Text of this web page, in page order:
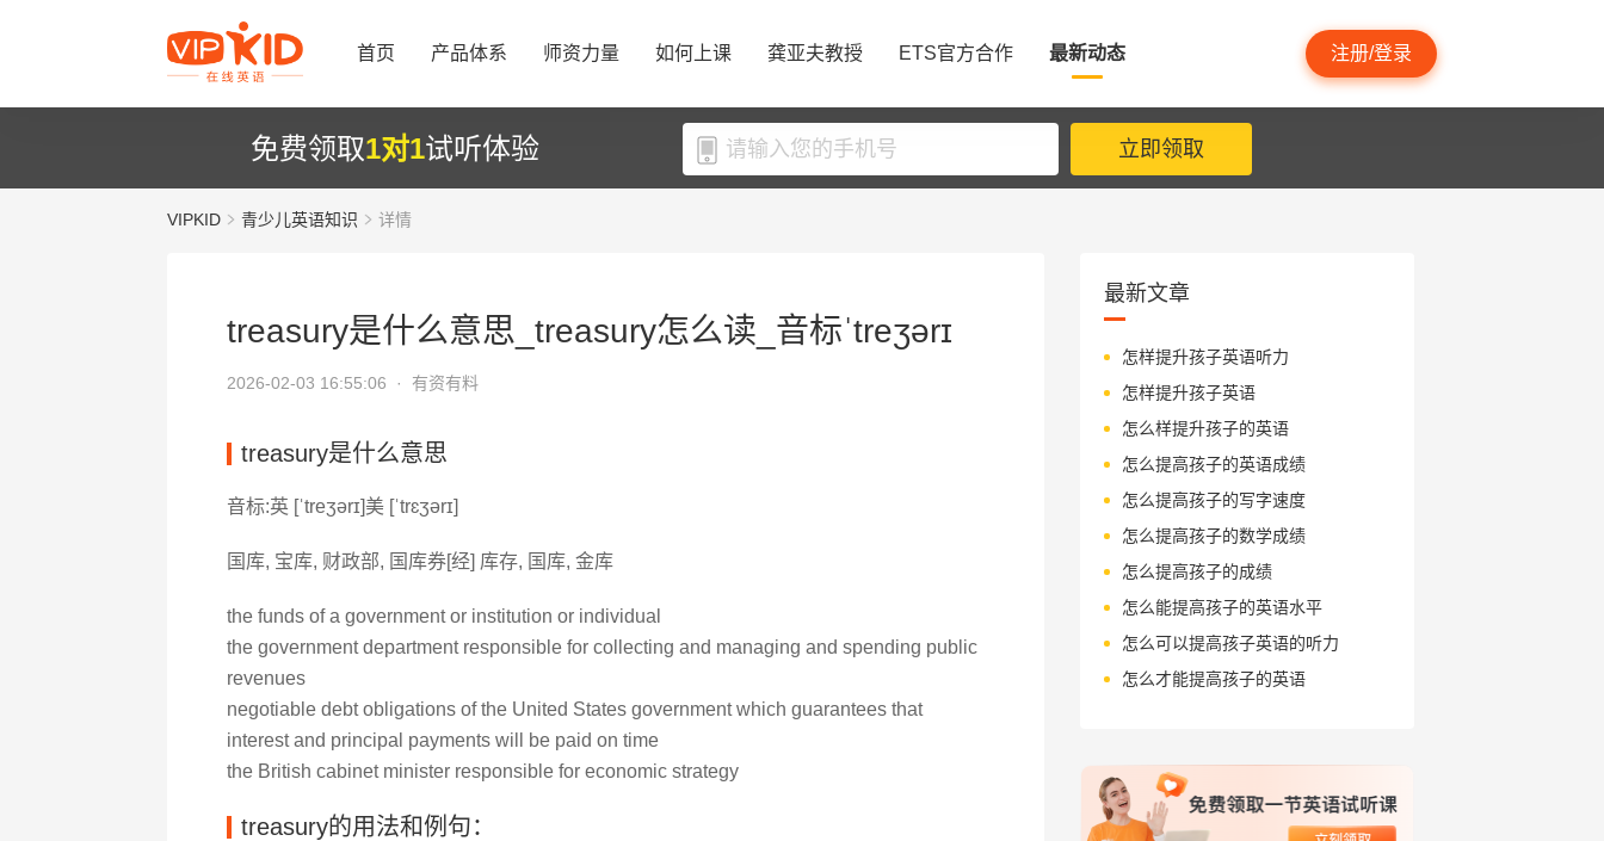
首页 产品体系 师资力量 如何上课 龚亚夫教授 ETS官方合作 最新动态 注册/登录
免费领取1对1试听体验 立即领取
VIPKID 青少儿英语知识 详情
treasury是什么意思_treasury怎么读_音标ˈtreʒərɪ
2026-02-03 16:55:06 · 有资有料
treasury是什么意思
音标:英 [ˈtreʒərɪ]美 [ˈtrɛʒərɪ]
国库, 宝库, 财政部, 国库券[经] 库存, 国库, 金库
the funds of a government or institution or individual
the government department responsible for collecting and managing and spending public
revenues
negotiable debt obligations of the United States government which guarantees that
interest and principal payments will be paid on time
the British cabinet minister responsible for economic strategy
treasury的用法和例句：
最新文章
怎样提升孩子英语听力
怎样提升孩子英语
怎么样提升孩子的英语
怎么提高孩子的英语成绩
怎么提高孩子的写字速度
怎么提高孩子的数学成绩
怎么提高孩子的成绩
怎么能提高孩子的英语水平
怎么可以提高孩子英语的听力
怎么才能提高孩子的英语